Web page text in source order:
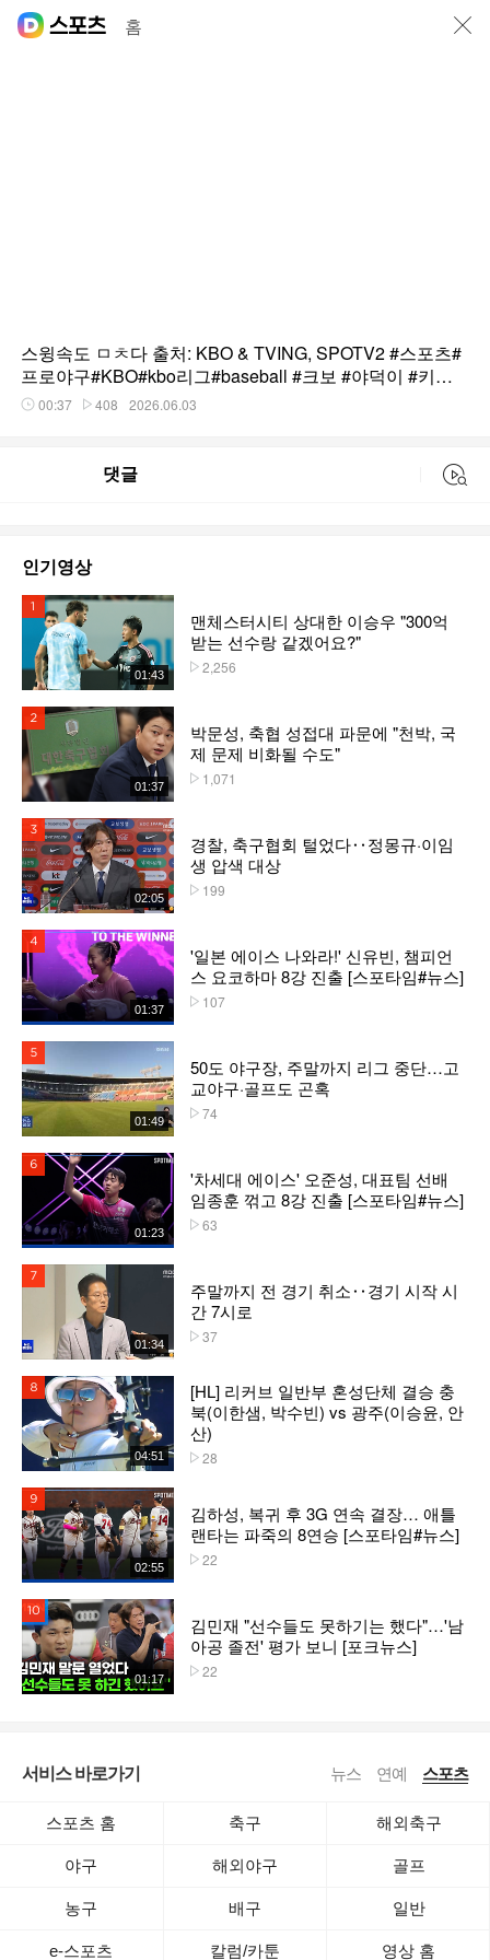
홈
스윙속도 ㅁㅊ다 출처: KBO & TVING, SPOTV2 #스포츠#
프로야구#KBO#kbo리그#baseball #크보 #야덕이 #키움
히어로즈 #히우라
00:37 408 2026.06.03
댓글
인기영상
01:43
맨체스터시티 상대한 이승우 "300억
받는 선수랑 같겠어요?"
2,256
01:37
박문성, 축협 성접대 파문에 "천박, 국
제 문제 비화될 수도"
1,071
02:05
경찰, 축구협회 털었다‥정몽규·이임
생 압색 대상
199
01:37
'일본 에이스 나와라!' 신유빈, 챔피언
스 요코하마 8강 진출 [스포타임#뉴스]
107
01:49
50도 야구장, 주말까지 리그 중단…고
교야구·골프도 곤혹
74
01:23
'차세대 에이스' 오준성, 대표팀 선배
임종훈 꺾고 8강 진출 [스포타임#뉴스]
63
01:34
주말까지 전 경기 취소‥경기 시작 시
간 7시로
37
04:51
[HL] 리커브 일반부 혼성단체 결승 충
북(이한샘, 박수빈) vs 광주(이승윤, 안
산)
28
02:55
김하성, 복귀 후 3G 연속 결장… 애틀
랜타는 파죽의 8연승 [스포타임#뉴스]
22
01:17
김민재 "선수들도 못하기는 했다"…'남
아공 졸전' 평가 보니 [포크뉴스]
22
서비스 바로가기 뉴스 연예 스포츠
스포츠 홈 축구 해외축구
야구 해외야구 골프
농구 배구 일반
e-스포츠 칼럼/카툰 영상 홈